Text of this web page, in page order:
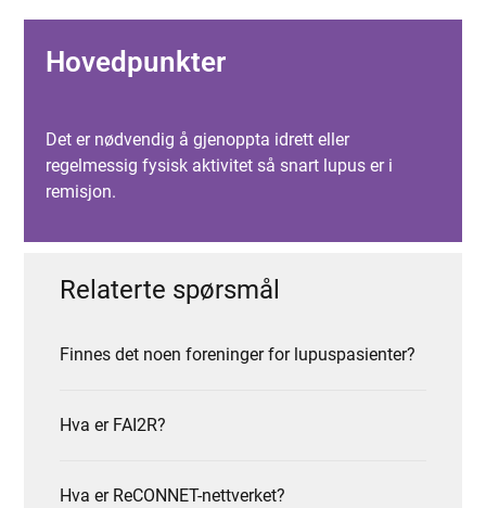
Hovedpunkter
Det er nødvendig å gjenoppta idrett eller
regelmessig fysisk aktivitet så snart lupus er i
remisjon.
Relaterte spørsmål
Finnes det noen foreninger for lupuspasienter?
Hva er FAI2R?
Hva er ReCONNET-nettverket?